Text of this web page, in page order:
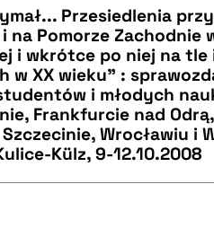
Przesiedlenia
na Pomorze Zachodnie
i wkrótce po niej na tle
w XX wieku" :
i młodych
Frankfurcie nad
Wrocławiu i
Külz, 9-12.10.2008